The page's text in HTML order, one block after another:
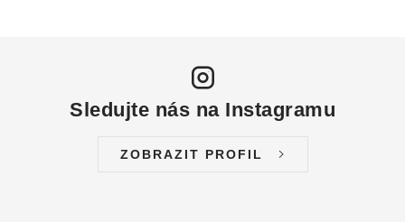
Sledujte nás na Instagramu
ZOBRAZIT PROFIL